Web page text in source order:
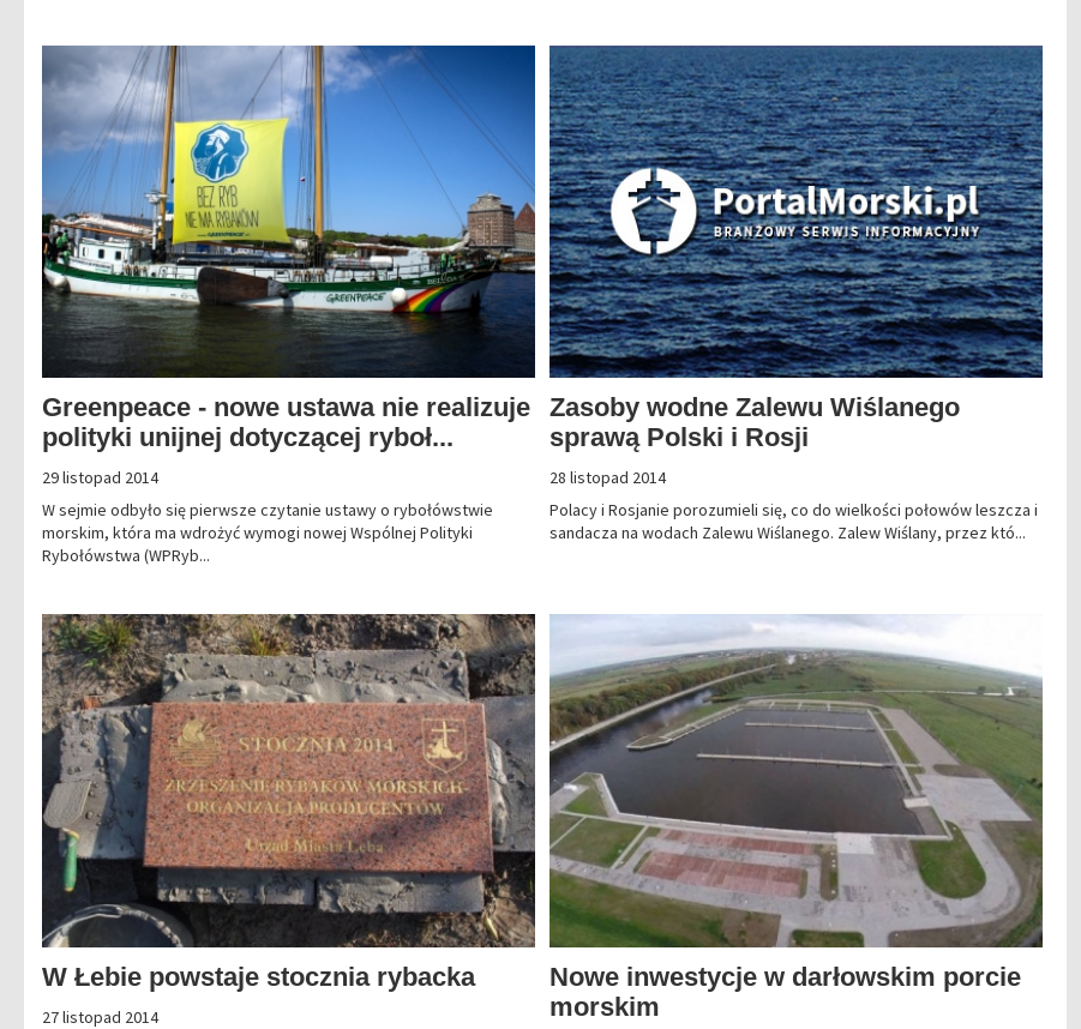
Greenpeace - nowe ustawa nie realizuje
polityki unijnej dotyczącej ryboł...
29 listopad 2014
W sejmie odbyło się pierwsze czytanie ustawy o rybołówstwie
morskim, która ma wdrożyć wymogi nowej Wspólnej Polityki
Rybołówstwa (WPRyb...
Zasoby wodne Zalewu Wiślanego
sprawą Polski i Rosji
28 listopad 2014
Polacy i Rosjanie porozumieli się, co do wielkości połowów leszcza i
sandacza na wodach Zalewu Wiślanego. Zalew Wiślany, przez któ...
W Łebie powstaje stocznia rybacka
27 listopad 2014
Nowe inwestycje w darłowskim porcie
morskim